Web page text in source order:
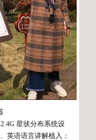
星状分布系统设
英语语言讲解植入；